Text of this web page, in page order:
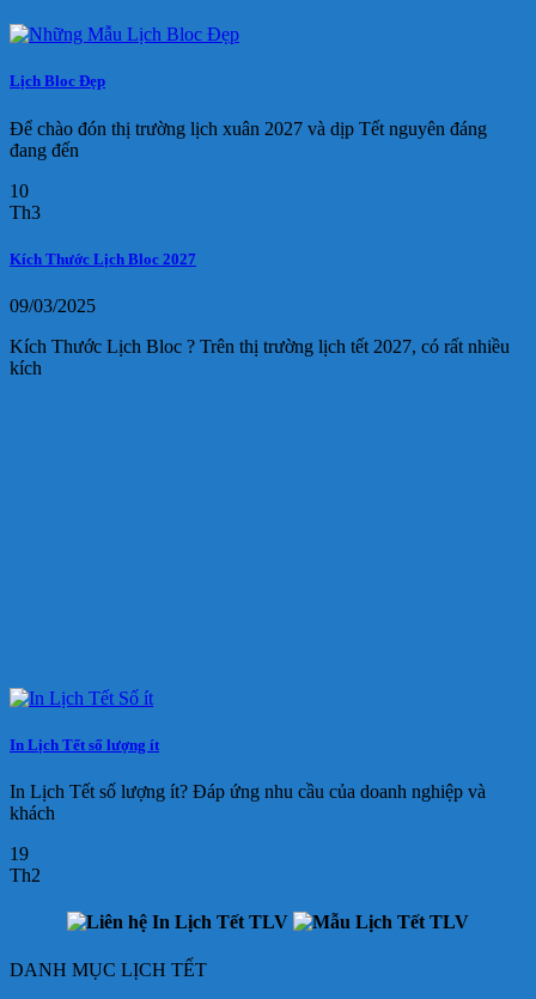
Lịch Bloc Đẹp
Để chào đón thị trường lịch xuân 2027 và dịp Tết nguyên đáng
đang đến
10
Th3
Kích Thước Lịch Bloc 2027
09/03/2025
Kích Thước Lịch Bloc ? Trên thị trường lịch tết 2027, có rất nhiều
kích
In Lịch Tết số lượng ít
In Lịch Tết số lượng ít? Đáp ứng nhu cầu của doanh nghiệp và
khách
19
Th2
DANH MỤC LỊCH TẾT